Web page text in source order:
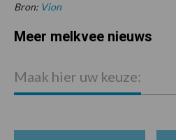
Bron: Vion
Meer melkvee nieuws
Maak hier uw keuze: